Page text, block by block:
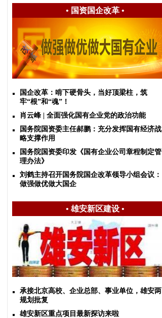
• 国资国企改革•
国企改革：啃下硬骨头，当好顶梁柱，筑
牢“根”和“魂”！
肖云峰 | 全面强化国有企业党的政治功能
国务院国资委主任郝鹏：充分发挥国有经济战
略支撑作用
国务院国资委印发《国有企业公司章程制定管
理办法》
刘鹤主持召开国务院国企改革领导小组会议：
做强做优做大国企
• 雄安新区建设•
承接北京高校、企业总部、事业单位，雄安两
规划批复
雄安新区重点项目最新探访来啦